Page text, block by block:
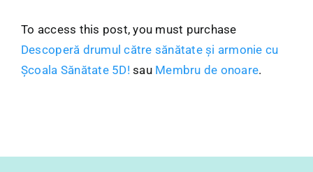
To access this post, you must purchase
Descoperă drumul către sănătate și armonie cu
Școala Sănătate 5D! sau Membru de onoare.